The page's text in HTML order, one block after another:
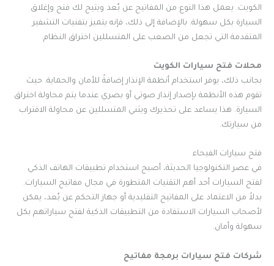
الكويت. يعمل هذا النوع من المفاتيح عن بُعد ويتيح لك فتح وإغلاق
السيارة بكل سهولة. بالإضافة إلى ذلك، فإنه يتميز بتقنيات التشفير
المتقدمة التي تجعل من الصعب على المتسللين اختراق النظام.
محلات فتح سيارات الكويت
بجانب ذلك، يوفر استخدام أنظمة الإنذار إضافةً للأمان والحماية. حيث
تقوم هذه الأنظمة بإصدار إنذار صوتي أو بصري عندما يتم محاولة اختراق
السيارة. هذا يساعد على تحذيرك ويثني المتسللين عن محاولة الاقتراب
من سيارتك.
فتح سيارات الفيحاء
في عصر التكنولوجيا الحديثة، أصبح استخدام تطبيقات الهاتف الذكي
لفتح السيارات أحد أهم التقنيات المتطورة في مجال مفاتيح السيارات.
بدلاً من الاعتماد على المفاتيح التقليدية أو جهاز التحكم عن بُعد، يمكن
لأصحاب السيارات الاستفادة من التطبيقات الذكية لفتح سياراتهم بكل
سهولة وأمان.
شركات فتح سيارات برمجة مفاتيح